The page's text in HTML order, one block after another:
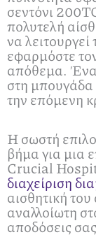
σεντόνι
πολυτελή
να
εφαρμόστε
απόθεμα. Ένα
στη μπουγάδα
την επόμενη
Η σωστή
βήμα για μια
Crucial
διαχείριση
αισθητική
αναλλοίωτη
αποδόσεις